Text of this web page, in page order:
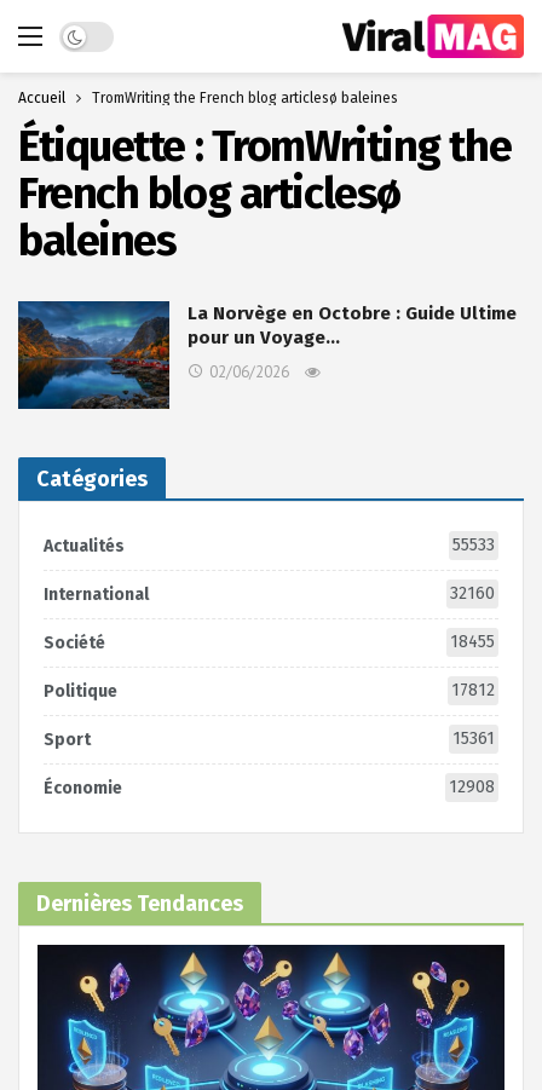
Dark mode
Accueil TromWriting the French blog articlesø baleines
Étiquette :TromWriting the
French blog articlesø
baleines
La Norvège en Octobre : Guide Ultime
pour un Voyage…
02/06/2026
Catégories
Actualités 55533
International 32160
Société 18455
Politique 17812
Sport 15361
Économie 12908
Dernières Tendances